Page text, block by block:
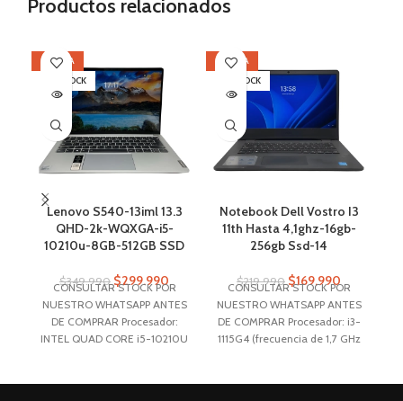
Productos relacionados
OFERTA
SIN STOCK
Lenovo S540-13iml 13.3
QHD-2k-WQXGA-i5-
10210u-8GB-512GB SSD
$349.990 $299.990
CONSULTAR STOCK POR
NUESTRO WHATSAPP ANTES
DE COMPRAR Procesador:
INTEL QUAD CORE i5-10210U
OFERTA
SIN STOCK
Notebook Dell Vostro I3
11th Hasta 4,1ghz-16gb-
256gb Ssd-14
$219.990 $169.990
CONSULTAR STOCK POR
NUESTRO WHATSAPP ANTES
DE COMPRAR Procesador: i3-
1115G4 (frecuencia de 1,7 GHz